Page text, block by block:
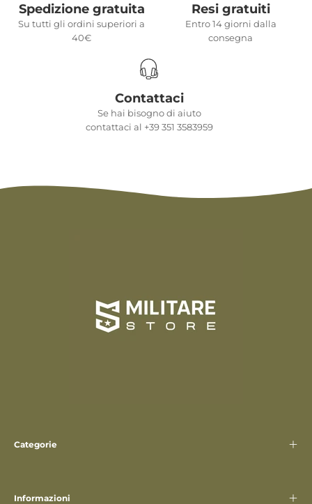
Spedizione gratuita
Su tutti gli ordini superiori a
40€
Resi gratuiti
Entro 14 giorni dalla
consegna
Contattaci
Se hai bisogno di aiuto
contattaci al +39 351 3583959
Categorie
Informazioni